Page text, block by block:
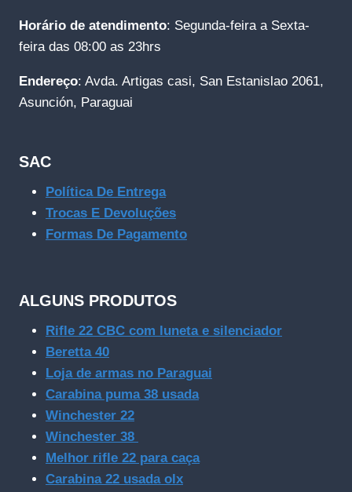
Horário de atendimento: Segunda-feira a Sexta-
feira das 08:00 as 23hrs
Endereço: Avda. Artigas casi, San Estanislao 2061,
Asunción, Paraguai
SAC
Política De Entrega
Trocas E Devoluções
Formas De Pagamento
ALGUNS PRODUTOS
Rifle 22 CBC com luneta e silenciador
Beretta 40
Loja de armas no Paraguai
Carabina puma 38 usada
Winchester 22
Winchester 38
Melhor rifle 22 para caça
Carabina 22 usada olx